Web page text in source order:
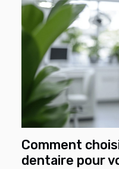
Comment
dentaire pour